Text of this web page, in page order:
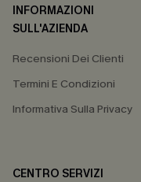
INFORMAZIONI
SULL'AZIENDA
Recensioni Dei Clienti
Termini E Condizioni
Informativa Sulla Privacy
CENTRO SERVIZI